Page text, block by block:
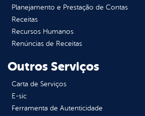
Planejamento e Prestação de Contas
Receitas
Recursos Humanos
Renúncias de Receitas
Outros Serviços
Carta de Serviços
E-sic
Ferramenta de Autenticidade